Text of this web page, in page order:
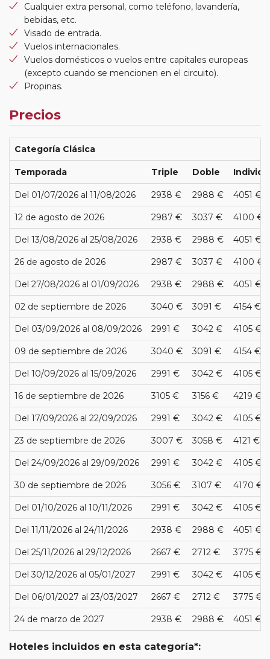
Cualquier extra personal, como teléfono, lavandería,
bebidas, etc.
Visado de entrada.
Vuelos internacionales.
Vuelos domésticos o vuelos entre capitales europeas
(excepto cuando se mencionen en el circuito).
Propinas.
Precios
Categoría Clásica
Temporada Triple Doble
Del 01/07/2026 al 11/08/2026 2938 € 2988 € 4051 €
12 de agosto de 2026 2987 € 3037 € 4100 €
Del 13/08/2026 al 25/08/2026 2938 € 2988 € 4051 €
26 de agosto de 2026 2987 € 3037 € 4100 €
Del 27/08/2026 al 01/09/2026 2938 € 2988 € 4051 €
02 de septiembre de 2026 3040 € 3091 € 4154 €
Del 03/09/2026 al 08/09/2026 2991 € 3042 € 4105 €
09 de septiembre de 2026 3040 € 3091 € 4154 €
Del 10/09/2026 al 15/09/2026 2991 € 3042 € 4105 €
16 de septiembre de 2026 3105 € 3156 € 4219 €
Del 17/09/2026 al 22/09/2026 2991 € 3042 € 4105 €
23 de septiembre de 2026 3007 € 3058 € 4121 €
Del 24/09/2026 al 29/09/2026 2991 € 3042 € 4105 €
30 de septiembre de 2026 3056 € 3107 € 4170 €
Del 01/10/2026 al 10/11/2026 2991 € 3042 € 4105 €
Del 11/11/2026 al 24/11/2026 2938 € 2988 € 4051 €
Del 25/11/2026 al 29/12/2026 2667 € 2712 € 3775 €
Del 30/12/2026 al 05/01/2027 2991 € 3042 € 4105 €
Del 06/01/2027 al 23/03/2027 2667 € 2712 € 3775 €
24 de marzo de 2027 2938 € 2988 € 4051 €
Hoteles incluidos en esta categoría*: